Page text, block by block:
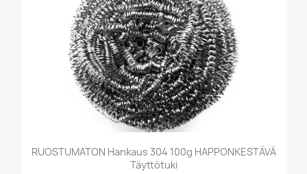
RUOSTUMATON Hankaus 304 100g HAPPONKESTÄVÄ
Täyttötuki